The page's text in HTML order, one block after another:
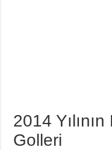
2014
Golleri